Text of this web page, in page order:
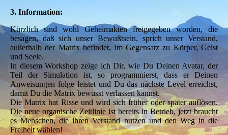
3. Information:
Kürzlich sind wohl Geheimakten freigegeben worden, die
besagen, daß sich unser Bewußtsein, sprich unser Verstand,
außerhalb der Matrix befindet, im Gegensatz zu Körper, Geist
und Seele.
In diesem Workshop zeige ich Dir, wie Du Deinen Avatar, der
Teil der Simulation ist, so programmierst, dass er Deinen
Anweisungen folge leistet und Du das nächste Level erreichst,
damit Du die Matrix bewusst verlassen kannst.
Die Matrix hat Risse und wird sich früher oder später auflösen.
Die neue organische Zeitlinie ist bereits in Betrieb, jetzt braucht
es Menschen, die ihren Verstand nutzen und den Weg in die
Freiheit wählen!